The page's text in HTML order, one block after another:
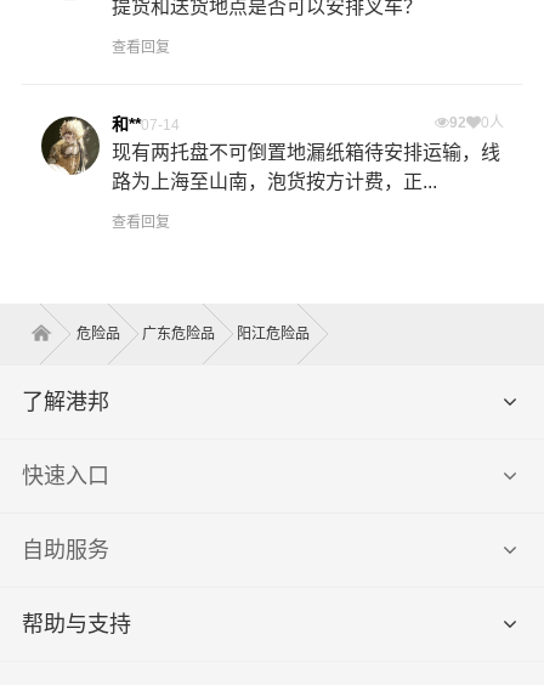
提货和送货地点是否可以安排叉车？
查看回复
和**07-14 92 0人
现有两托盘不可倒置地漏纸箱待安排运输，线
路为上海至山南，泡货按方计费，正...
查看回复
危险品 广东危险品 阳江危险品
了解港邦
快速入口
自助服务
帮助与支持